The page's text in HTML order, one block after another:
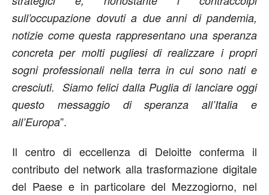
sull’occupazione dovuti a due anni di pandemia,
notizie come questa rappresentano una speranza
concreta per molti pugliesi di realizzare i propri
sogni professionali nella terra in cui sono nati e
cresciuti. Siamo felici dalla Puglia di lanciare oggi
questo messaggio di speranza all’Italia e
all’Europa”.
Il centro di eccellenza di Deloitte conferma il
contributo del network alla trasformazione digitale
del Paese e in particolare del Mezzogiorno, nel